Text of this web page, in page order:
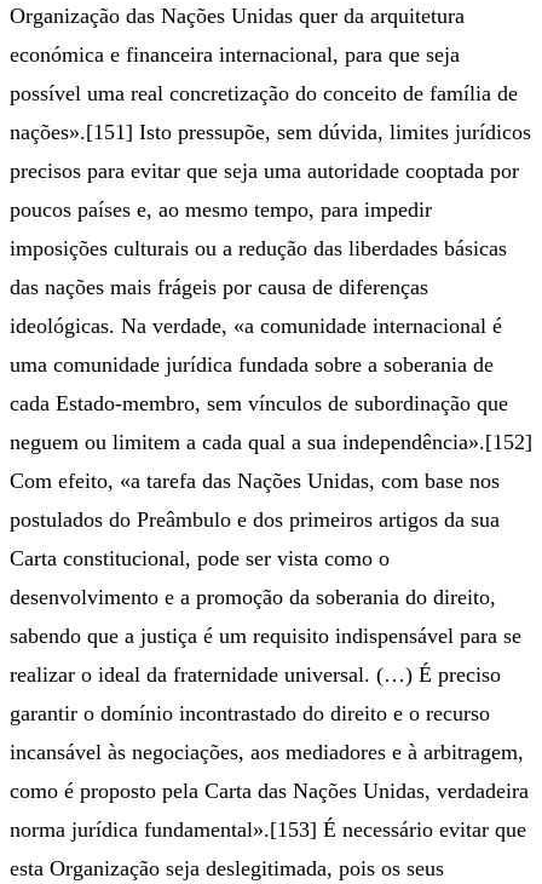
Organização das Nações Unidas quer da arquitetura
económica e financeira internacional, para que seja
possível uma real concretização do conceito de família de
nações».[151] Isto pressupõe, sem dúvida, limites jurídicos
precisos para evitar que seja uma autoridade cooptada por
poucos países e, ao mesmo tempo, para impedir
imposições culturais ou a redução das liberdades básicas
das nações mais frágeis por causa de diferenças
ideológicas. Na verdade, «a comunidade internacional é
uma comunidade jurídica fundada sobre a soberania de
cada Estado-membro, sem vínculos de subordinação que
neguem ou limitem a cada qual a sua independência».[152]
Com efeito, «a tarefa das Nações Unidas, com base nos
postulados do Preâmbulo e dos primeiros artigos da sua
Carta constitucional, pode ser vista como o
desenvolvimento e a promoção da soberania do direito,
sabendo que a justiça é um requisito indispensável para se
realizar o ideal da fraternidade universal. (…) É preciso
garantir o domínio incontrastado do direito e o recurso
incansável às negociações, aos mediadores e à arbitragem,
como é proposto pela Carta das Nações Unidas, verdadeira
norma jurídica fundamental».[153] É necessário evitar que
esta Organização seja deslegitimada, pois os seus